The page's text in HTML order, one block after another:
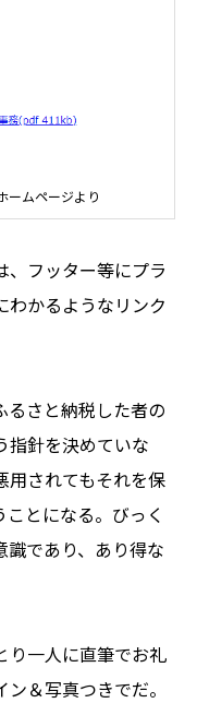
ームページより
、フッター等にプラ
わかるようなリンク
るさと納税した者の
指針を決めていな
用されてもそれを保
とになる。びっく
識であり、あり得な
り一人に直筆でお礼
＆写真つきでだ。